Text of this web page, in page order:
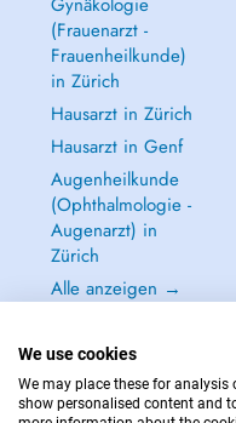
(Frauenarzt -
Frauenheilkunde)
in Zürich
Hausarzt in Zürich
Hausarzt in Genf
Augenheilkunde
(Ophthalmologie -
Augenarzt) in
Zürich
Alle anzeigen →
We use cookies
We may place these for
show personalised content and